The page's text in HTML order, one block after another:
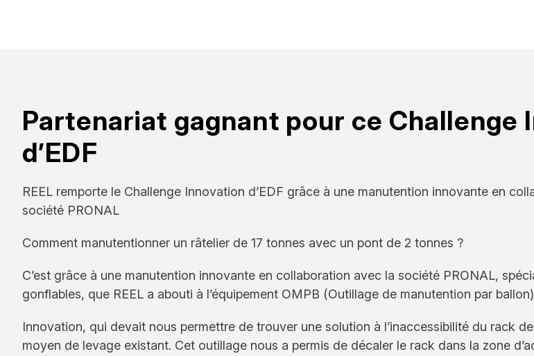
Partenariat gagnant pour ce Challenge
d’EDF
REEL remporte le Challenge Innovation d’EDF grâce à une manutention innovante en
société PRONAL
Comment manutentionner un râtelier de 17 tonnes avec un pont de 2 tonnes ?
C’est grâce à une manutention innovante en collaboration avec la société PRONAL,
gonflables, que REEL a abouti à l’équipement OMPB (Outillage de manutention par
Innovation, qui devait nous permettre de trouver une solution à l’inaccessibilité du rack
moyen de levage existant. Cet outillage nous a permis de décaler le rack dans la zone